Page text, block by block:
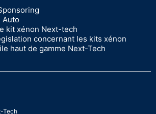
Auto
kit xénon Next-tech
concernant les kits xénon
haut de gamme Next-Tech
Tech